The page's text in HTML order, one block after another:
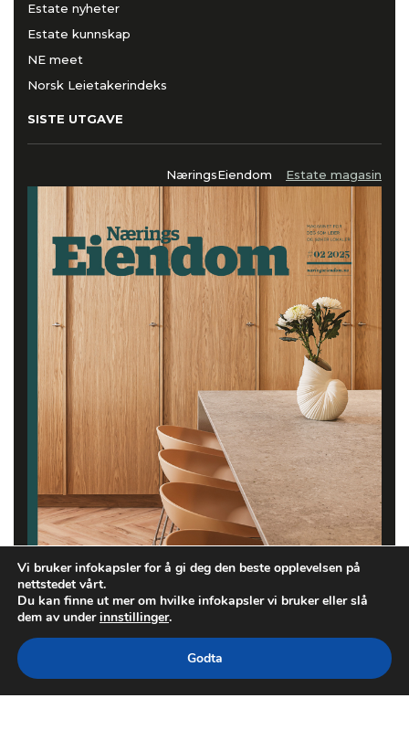
Estate nyheter
Estate kunnskap
NE meet
Norsk Leietakerindeks
SISTE UTGAVE
NæringsEiendom Estate magasin
Vi bruker infokapsler for å gi deg den beste opplevelsen på
nettstedet vårt.
Du kan finne ut mer om hvilke infokapsler vi bruker eller slå
dem av underinnstillinger.
Godta